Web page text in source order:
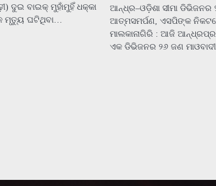
ଦୁଇ ବାଇକ୍ ମୁହାଁମୁହିଁ ଧକ୍କା
ମୃତ୍ୟୁ ଘଟିଥିବା…
ଆନ୍ଧ୍ର–ଓଡ଼ିଶା ସୀମା ଡିଭିଜନର
ଆତ୍ମସମର୍ପଣ, ଏସପିଙ୍କ
ମାଲକାନାଗିରି : ଆଜି
ଏକ ଡିଭିଜନର ୨୬ ଜଣ